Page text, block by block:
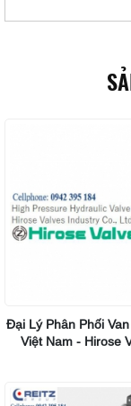
Đại Lý Phân Phối
Việt Nam - Hirose